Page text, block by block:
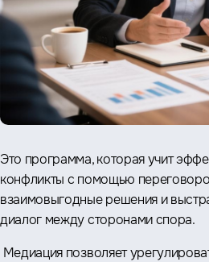
Это программа, которая учит
конфликты с помощью
взаимовыгодные решения и
диалог между сторонами спора.
Медиация позволяет